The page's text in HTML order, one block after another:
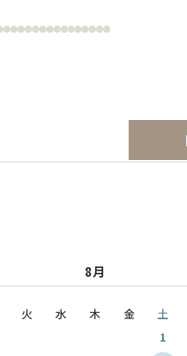
8月
火 水 木 金
土
1